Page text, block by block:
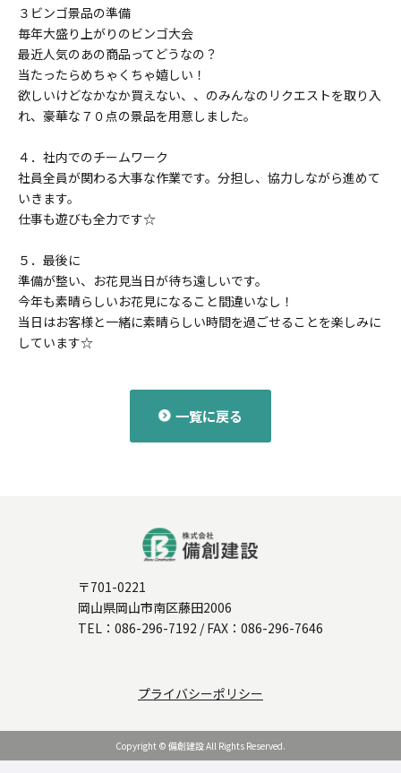
３ビンゴ景品の準備
毎年大盛り上がりのビンゴ大会
最近人気のあの商品ってどうなの？
当たったらめちゃくちゃ嬉しい！
欲しいけどなかなか買えない、、のみんなのリクエストを取り入
れ、豪華な７０点の景品を用意しました。
４．社内でのチームワーク
社員全員が関わる大事な作業です。分担し、協力しながら進めて
いきます。
仕事も遊びも全力です☆
５．最後に
準備が整い、お花見当日が待ち遠しいです。
今年も素晴らしいお花見になること間違いなし！
当日はお客様と一緒に素晴らしい時間を過ごせることを楽しみに
しています☆
一覧に戻る
〒701-0221
岡山県岡山市南区藤田2006
TEL： 086-296-7192 / FAX：086-296-7646
プライバシーポリシー
Copyright © 備創建設 All Rights Reserved.